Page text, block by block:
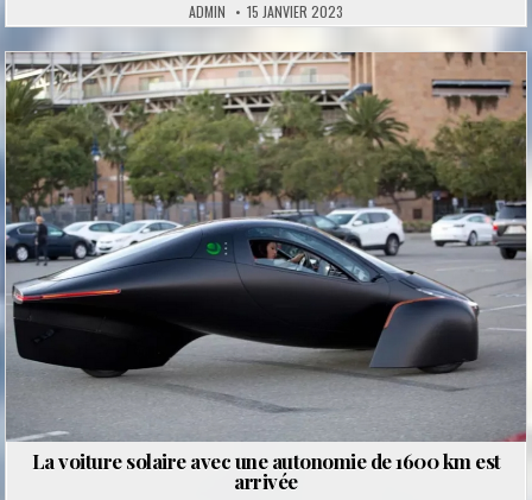
ADMIN 15 JANVIER 2023
Posted
in
La voiture solaire avec une autonomie de 1600 km est
arrivée